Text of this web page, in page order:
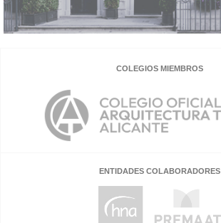
COLEGIOS MIEMBROS
ENTIDADES COLABORADORES